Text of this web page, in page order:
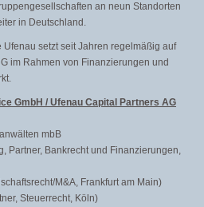
an neun Standorten
in Deutschland.
setzt seit Jahren regelmäßig auf
im Rahmen von Finanzierungen und
GmbH / Ufenau Capital Partners AG
mbB
Partner, Bankrecht und Finanzierungen,
M&A, Frankfurt am Main)
Steuerrecht, Köln)